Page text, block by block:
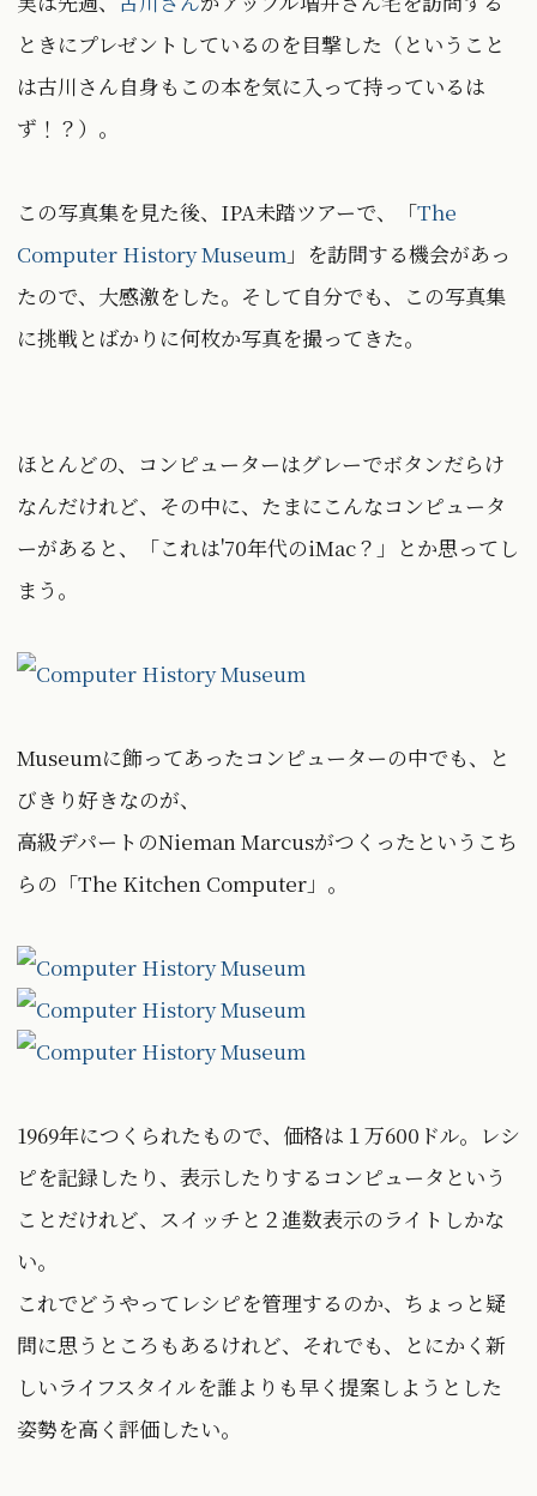
ときにプレゼントしているのを目撃した（ということ
は古川さん自身もこの本を気に入って持っているは
ず！？）。
この写真集を見た後、IPA未踏ツアーで、「The
Computer History Museum 」を訪問する機会があっ
たので、大感激をした。そして自分でも、この写真集
に挑戦とばかりに何枚か写真を撮ってきた。
ほとんどの、コンピューターはグレーでボタンだらけ
なんだけれど、その中に、たまにこんなコンピュータ
ーがあると、「これは'70年代のiMac？」とか思ってし
まう。
Museumに飾ってあったコンピューターの中でも、と
びきり好きなのが、
高級デパートのNieman Marcusがつくったというこち
らの「The Kitchen Computer」。
1969年につくられたもので、価格は１万600ドル。レシ
ピを記録したり、表示したりするコンピュータという
ことだけれど、スイッチと２進数表示のライトしかな
い。
これでどうやってレシピを管理するのか、ちょっと疑
問に思うところもあるけれど、それでも、とにかく新
しいライフスタイルを誰よりも早く提案しようとした
姿勢を高く評価したい。